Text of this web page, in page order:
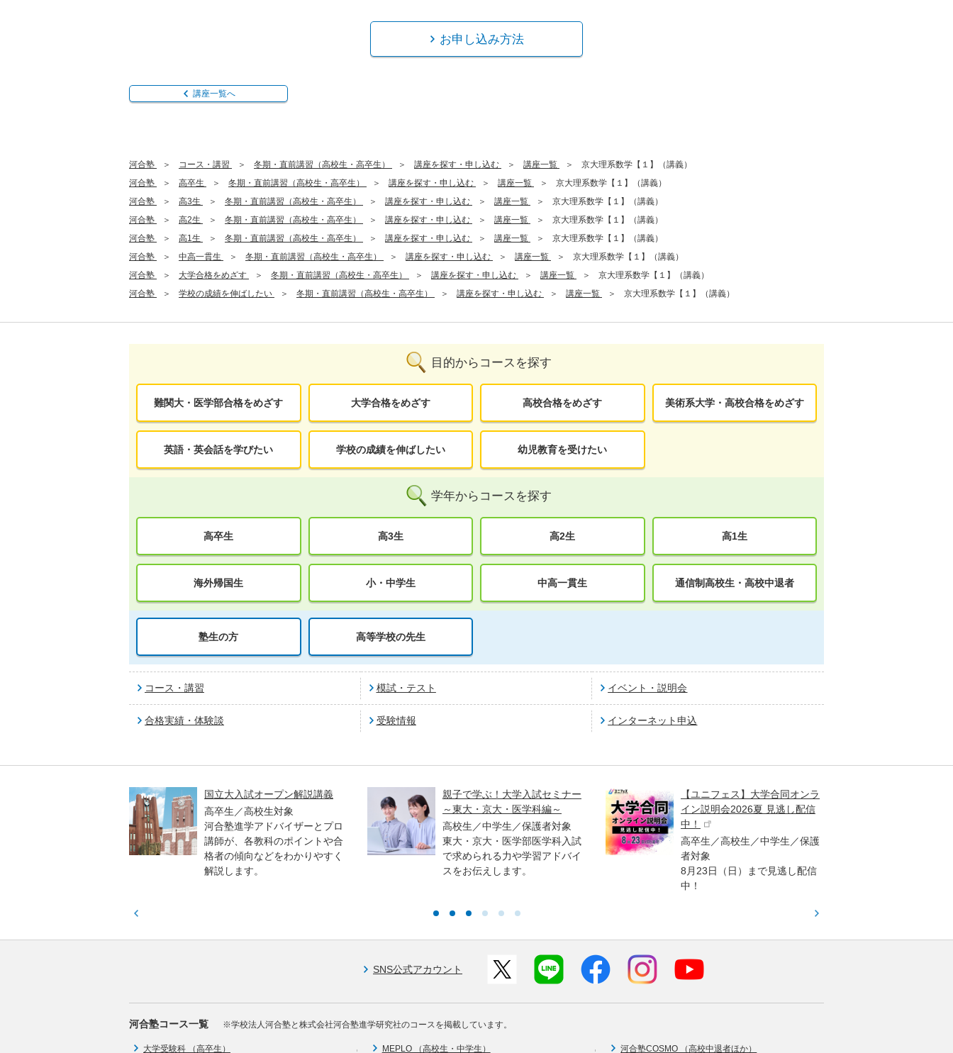
お申し込み方法
講座一覧へ
河合塾 コース・講習 冬期・直前講習（高校生・高卒生） 講座を探す・申し込む 講座一覧
京大理系数学【１】（講義）
河合塾
高卒生 冬期・直前講習（高校生・高卒生） 講座を探す・申し込む 講座一覧
京大理系数学【１】（講義）
河合塾
高3生 冬期・直前講習（高校生・高卒生） 講座を探す・申し込む 講座一覧
京大理系数学【１】（講義）
河合塾
高2生 冬期・直前講習（高校生・高卒生） 講座を探す・申し込む 講座一覧
京大理系数学【１】（講義）
河合塾
高1生 冬期・直前講習（高校生・高卒生） 講座を探す・申し込む 講座一覧
京大理系数学【１】（講義）
河合塾
中高一貫生 冬期・直前講習（高校生・高卒生） 講座を探す・申し込む 講座一覧
京大理系数学【１】（講義）
河合塾
大学合格をめざす 冬期・直前講習（高校生・高卒生） 講座を探す・申し込む 講座一覧
京大理系数学【１】（講義）
河合塾
学校の成績を伸ばしたい 冬期・直前講習（高校生・高卒生） 講座を探す・申し込む 講座一覧 京大理系数学【１】（講義）
目的からコースを探す
難関大・医学部合格をめざす 大学合格をめざす 高校合格をめざす 美術系大学・高校合格をめざす
英語・英会話を学びたい 学校の成績を伸ばしたい 幼児教育を受けたい
学年からコースを探す
高卒生 高3生 高2生 高1生
海外帰国生 小・中学生 中高一貫生 通信制高校生・高校中退者
塾生の方 高等学校の先生
コース・講習 模試・テスト イベント・説明会
合格実績・体験談 受験情報 インターネット申込
国立大入試オープン解説講義
高卒生／高校生対象
河合塾進学アドバイザーとプロ
講師が、各教科のポイントや合
格者の傾向などをわかりやすく
解説します。
親子で学ぶ！大学入試セミナー
～東大・京大・医学科編～
高校生／中学生／保護者対象
東大・京大・医学部医学科入試
で求められる力や学習アドバイ
スをお伝えします。
【ユニフェス】大学合同オンラ
イン説明会2026夏 見逃し配信
中！
高卒生／高校生／中学生／保護
者対象
8月23日（日）まで見逃し配信
中！
SNS公式アカウント
河合塾コース一覧 ※学校法人河合塾と株式会社河合塾進学研究社のコースを掲載しています。
大学受験科 （高卒生） MEPLO （高校生・中学生） 河合塾COSMO （高校中退者ほか）